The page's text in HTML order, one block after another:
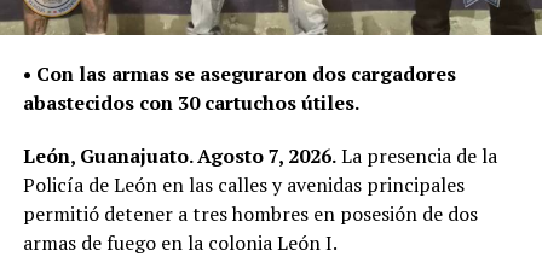
• Con las armas se aseguraron dos cargadores
abastecidos con 30 cartuchos útiles.
León, Guanajuato. Agosto 7, 2026.La presencia de la
Policía de León en las calles y avenidas principales
permitió detener a tres hombres en posesión de dos
armas de fuego en la colonia León I.